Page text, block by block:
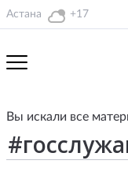
Астана +17
Вы искали все